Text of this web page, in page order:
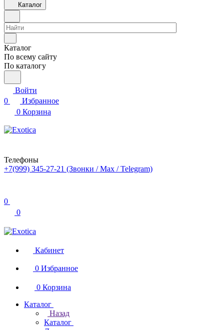
Каталог
Каталог
По всему сайту
По каталогу
Войти
0
Избранное
0 Корзина
Телефоны
+7(999) 345-27-21 (Звонки / Max / Telegram)
0
0
Кабинет
0 Избранное
0 Корзина
Каталог
Назад
Каталог